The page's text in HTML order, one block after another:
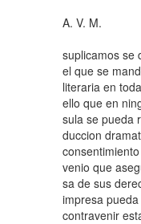
A. V. M.
suplicamos se
el que se mande
literaria en todas
ello que en
sula se pueda
duccion
consentimiento
venio que
sa de sus
impresa pueda
contravenir esta